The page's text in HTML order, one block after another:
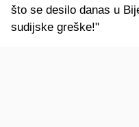
što se desilo danas u
sudijske greške!"